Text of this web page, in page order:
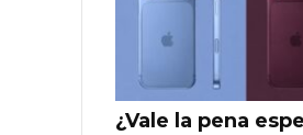
¿Vale la pena